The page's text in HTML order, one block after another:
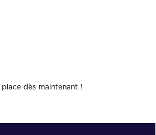
place dès maintenant !